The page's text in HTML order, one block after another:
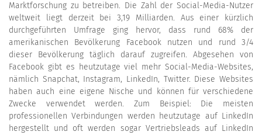
Marktforschung zu betreiben. Die Zahl der Social-Media-Nutzer
weltweit liegt derzeit bei 3,19 Milliarden. Aus einer kürzlich
durchgeführten Umfrage ging hervor, dass rund 68% der
amerikanischen Bevölkerung Facebook nutzen und rund 3/4
dieser Bevölkerung täglich darauf zugreifen. Abgesehen von
Facebook gibt es heutzutage viel mehr Social-Media-Websites,
nämlich Snapchat, Instagram, LinkedIn, Twitter. Diese Websites
haben auch eine eigene Nische und können für verschiedene
Zwecke verwendet werden. Zum Beispiel: Die meisten
professionellen Verbindungen werden heutzutage auf LinkedIn
hergestellt und oft werden sogar Vertriebsleads auf LinkedIn